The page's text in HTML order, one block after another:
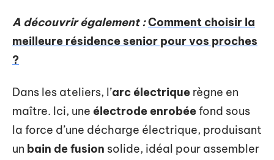
A découvrir également :Comment choisir la
meilleure résidence senior pour vos proches
?
Dans les ateliers, l’arc électrique règne en
maître. Ici, une électrode enrobéefond sous
la force d’une décharge électrique, produisant
un bain de fusion solide, idéal pour assembler